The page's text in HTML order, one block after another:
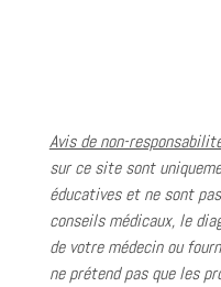
Avis de non-
sur ce site sont
éducatives et ne sont
conseils médicaux, le
de votre médecin ou
ne prétend pas que les